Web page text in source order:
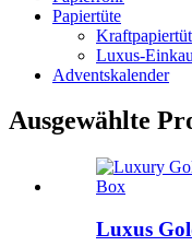
Papiertüte
Luxus-
Adventskalender
Ausgewählte
Luxus